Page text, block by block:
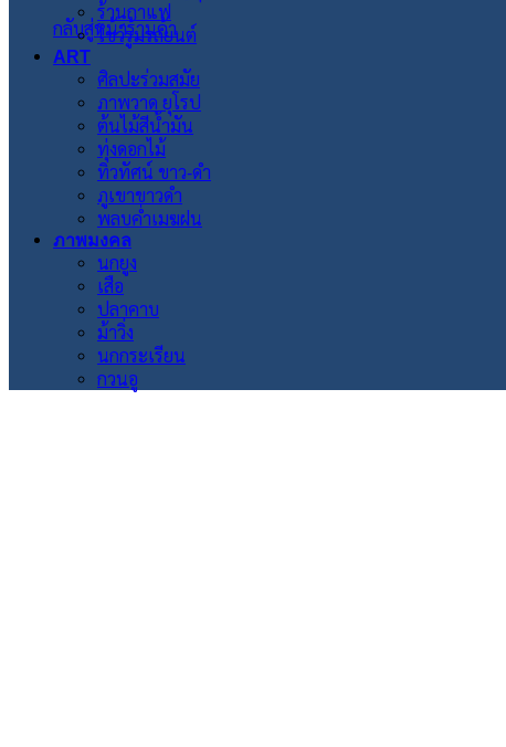
กลับสู่หน้าร้านค้า
ร้านกาแฟ
โชว์รูมรถยนต์
ART
ศิลปะร่วมสมัย
ภาพวาด ยุโรป
ต้นไม้สีน้ำมัน
ทุ่งดอกไม้
ทิวทัศน์ ขาว-ดำ
ภูเขาขาวดำ
พลบค่ำเมฆฝน
ภาพมงคล
นกยูง
เสือ
ปลาคาบ
ม้าวิ่ง
นกกระเรียน
กวนอู